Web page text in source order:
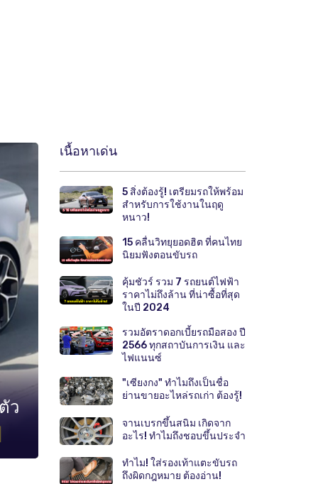
ว
เนื้อหาเด่น
5 สิ่งต้องรู้! เตรียมรถให้พร้อม
สำหรับการใช้งานในฤดู
หนาว!
15 คลื่นวิทยุยอดฮิต ที่คนไทย
นิยมฟังตอนขับรถ
คุ้มชัวร์ รวม 7 รถยนต์ไฟฟ้า
ราคาไม่ถึงล้าน ที่น่าซื้อที่สุด
ในปี 2024
รวมอัตราดอกเบี้ยรถมือสอง ปี
2566 ทุกสถาบันการเงิน และ
ไฟแนนซ์
"เซียงกง" ทำไมถึงเป็นชื่อ
ย่านขายอะไหล่รถเก่า ต้องรู้!
จานเบรกขึ้นสนิม เกิดจาก
อะไร! ทำไมถึงชอบขึ้นประจำ
ทำไม! ใส่รองเท้าแตะขับรถ
ถึงผิดกฎหมาย ต้องอ่าน!